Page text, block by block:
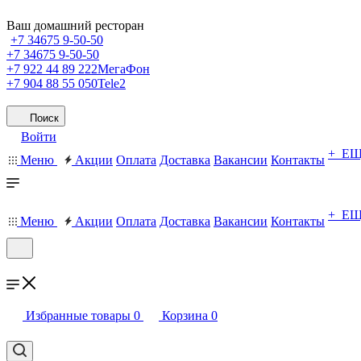
Ваш домашний ресторан
+7 34675 9-50-50
+7 34675 9-50-50
+7 922 44 89 222МегаФон
+7 904 88 55 050Tele2
Поиск
Войти
Меню
Акции Оплата Доставка Вакансии Контакты +
Меню Акции Оплата Доставка Вакансии Контакты +
Избранные товары 0 Корзина 0